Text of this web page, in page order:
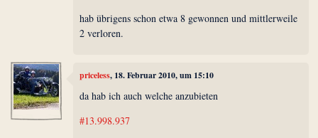
hab übrigens schon etwa 8 gewonnen und mittlerweile
2 verloren.
priceless, 18. Februar 2010, um 15:10
da hab ich auch welche anzubieten
#13.998.937